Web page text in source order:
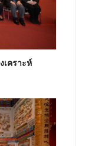
คราะห์